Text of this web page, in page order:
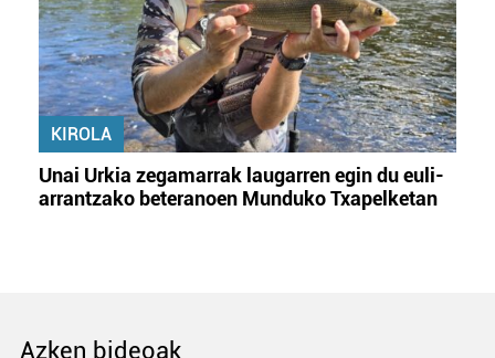
KIROLA
Unai Urkia zegamarrak laugarren egin du euli-
arrantzako beteranoen Munduko Txapelketan
Azken bideoak